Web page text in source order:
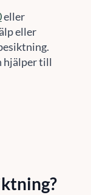
eller
eller
hjälper till